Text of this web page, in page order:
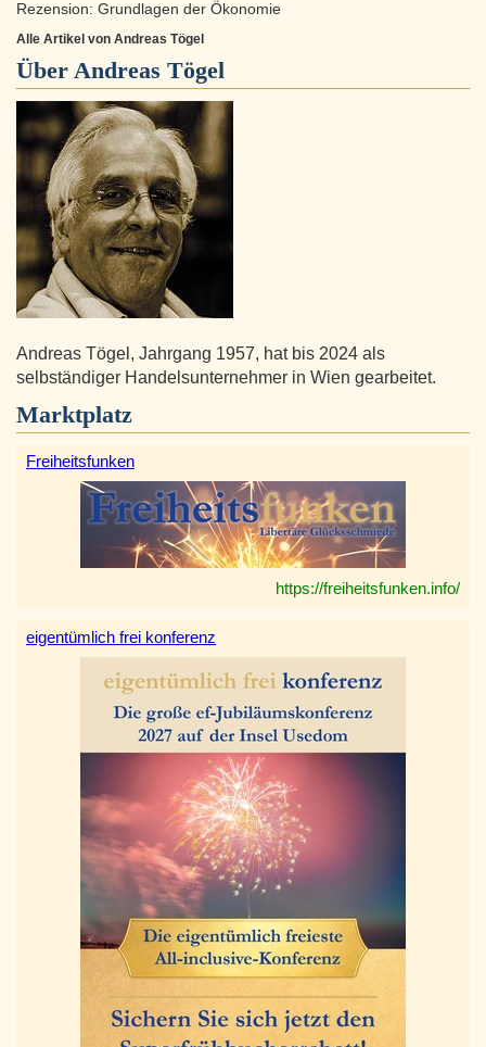
Rezension: Grundlagen der Ökonomie
Alle Artikel von Andreas Tögel
Über Andreas Tögel
Andreas Tögel, Jahrgang 1957, hat bis 2024 als
selbständiger Handelsunternehmer in Wien gearbeitet.
Marktplatz
Freiheitsfunken
https://freiheitsfunken.info/
eigentümlich frei konferenz